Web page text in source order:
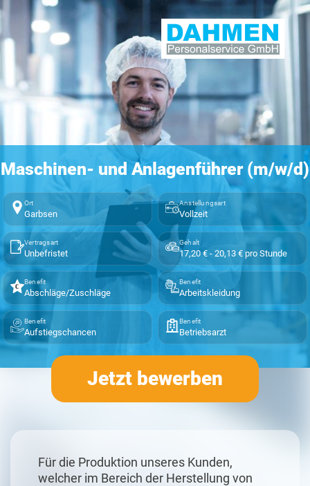
Maschinen- und Anlagenführer (m/w/d)
Ort
Garbsen
Anstellungsart
Vollzeit
Vertragsart
Unbefristet
Gehalt
17,20 € - 20,13 € pro Stunde
Benefit
Abschläge/Zuschläge
Benefit
Arbeitskleidung
Benefit
Aufstiegschancen
Benefit
Betriebsarzt
Jetzt bewerben
Für die Produktion unseres Kunden,
welcher im Bereich der Herstellung von